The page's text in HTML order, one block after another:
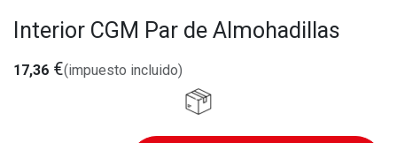
Interior CGM Par de Almohadillas
17,36 €(impuesto incluido)